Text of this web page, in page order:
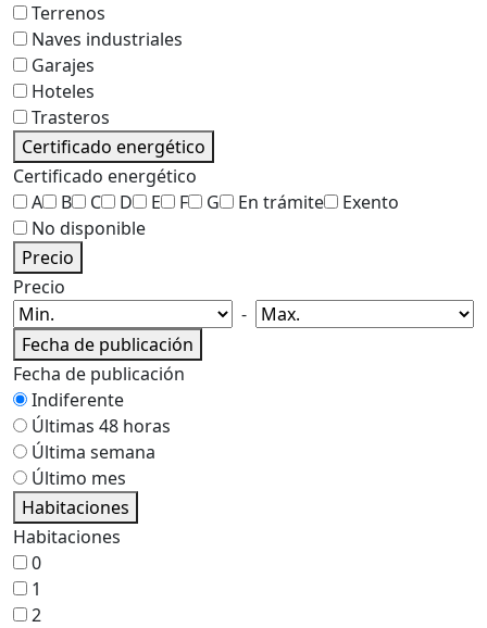
Terrenos
Naves industriales
Garajes
Hoteles
Trasteros
Certificado energético
Certificado energético
A
B C D E F G En trámite
Exento
No disponible
Precio
Precio
-
Fecha de publicación
Fecha de publicación
Indiferente
Últimas 48 horas
Última semana
Último mes
Habitaciones
Habitaciones
0
1
2